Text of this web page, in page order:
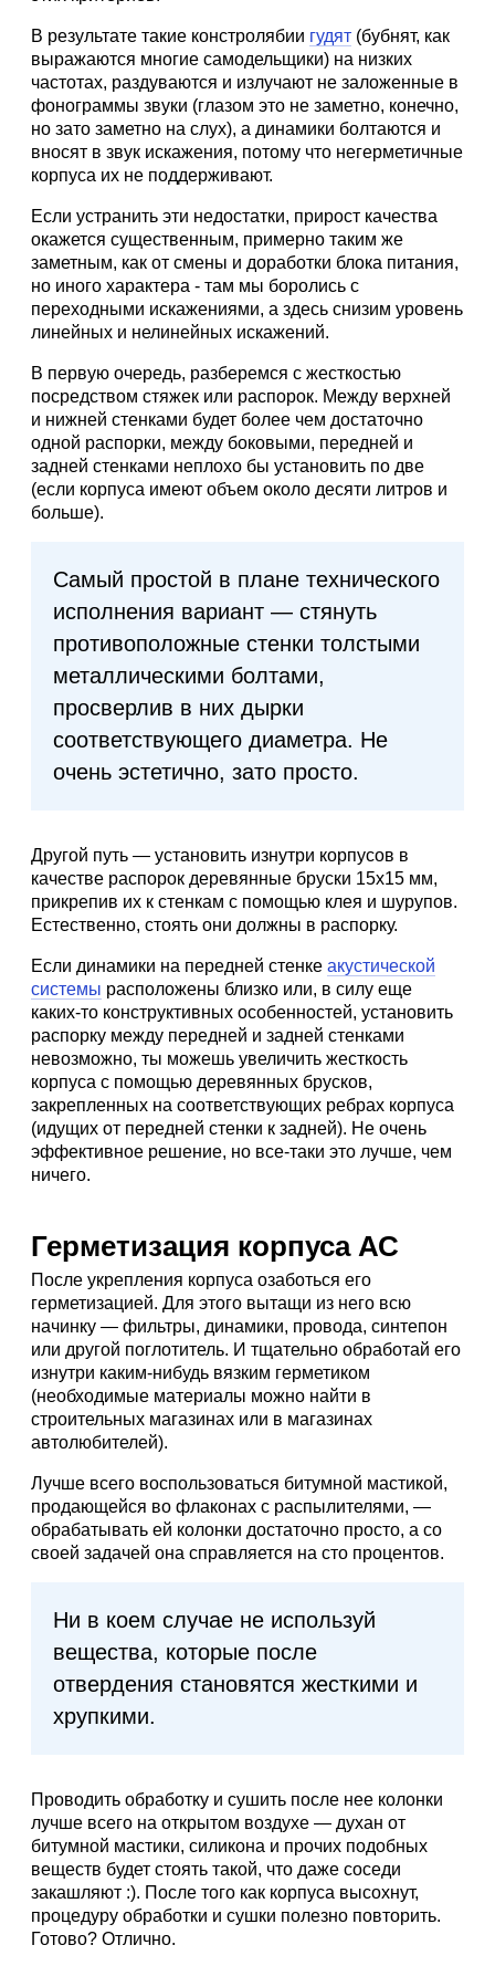
В результате такие констролябии гудят (бубнят, как
выражаются многие самодельщики) на низких
частотах, раздуваются и излучают не заложенные в
фонограммы звуки (глазом это не заметно, конечно,
но зато заметно на слух), а динамики болтаются и
вносят в звук искажения, потому что негерметичные
корпуса их не поддерживают.
Если устранить эти недостатки, прирост качества
окажется существенным, примерно таким же
заметным, как от смены и доработки блока питания,
но иного характера - там мы боролись с
переходными искажениями, а здесь снизим уровень
линейных и нелинейных искажений.
В первую очередь, разберемся с жесткостью
посредством стяжек или распорок. Между верхней
и нижней стенками будет более чем достаточно
одной распорки, между боковыми, передней и
задней стенками неплохо бы установить по две
(если корпуса имеют объем около десяти литров и
больше).
Самый простой в плане технического
исполнения вариант — стянуть
противоположные стенки толстыми
металлическими болтами,
просверлив в них дырки
соответствующего диаметра. Не
очень эстетично, зато просто.
Другой путь — установить изнутри корпусов в
качестве распорок деревянные бруски 15х15 мм,
прикрепив их к стенкам с помощью клея и шурупов.
Естественно, стоять они должны в распорку.
Если динамики на передней стенке акустической
системы расположены близко или, в силу еще
каких-то конструктивных особенностей, установить
распорку между передней и задней стенками
невозможно, ты можешь увеличить жесткость
корпуса с помощью деревянных брусков,
закрепленных на соответствующих ребрах корпуса
(идущих от передней стенки к задней). Не очень
эффективное решение, но все-таки это лучше, чем
ничего.
Герметизация корпуса АС
После укрепления корпуса озаботься его
герметизацией. Для этого вытащи из него всю
начинку — фильтры, динамики, провода, синтепон
или другой поглотитель. И тщательно обработай его
изнутри каким-нибудь вязким герметиком
(необходимые материалы можно найти в
строительных магазинах или в магазинах
автолюбителей).
Лучше всего воспользоваться битумной мастикой,
продающейся во флаконах с распылителями, —
обрабатывать ей колонки достаточно просто, а со
своей задачей она справляется на сто процентов.
Ни в коем случае не используй
вещества, которые после
отвердения становятся жесткими и
хрупкими.
Проводить обработку и сушить после нее колонки
лучше всего на открытом воздухе — духан от
битумной мастики, силикона и прочих подобных
веществ будет стоять такой, что даже соседи
закашляют :). После того как корпуса высохнут,
процедуру обработки и сушки полезно повторить.
Готово? Отлично.